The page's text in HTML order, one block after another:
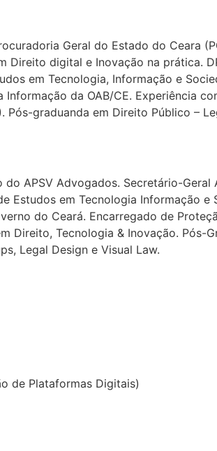
Geral do Estado do Ceara
Direito digital e Inovação na prática.
em Tecnologia, Informação e
da OAB/CE. Experiência
graduanda em Direito Público –
APSV Advogados. Secretário-
Estudos em Tecnologia Informação e
do Ceará. Encarregado de
Direito, Tecnologia & Inovação. Pós-
Legal Design e Visual Law.
de Plataformas Digitais)